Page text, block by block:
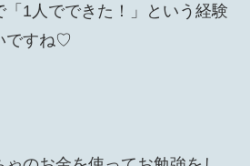
1人でできた！」という経験
ですね♡